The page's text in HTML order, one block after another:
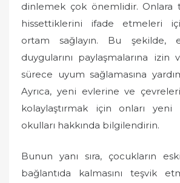
dinlemek çok önemlidir. Onlara
hissettiklerini ifade etmeleri
ortam sağlayın. Bu şekilde,
duygularını paylaşmalarına izin
sürece uyum sağlamasına
Ayrıca, yeni evlerine ve
kolaylaştırmak için onları
okulları hakkında bilgilendirin.
Bunun yanı sıra, çocukların
bağlantıda kalmasını teşvik